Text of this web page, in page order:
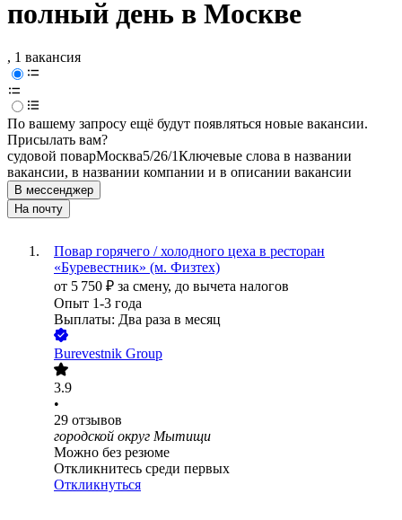
полный день в Москве
, 1 вакансия
По вашему запросу ещё будут появляться новые вакансии.
Присылать вам?
судовой поварМосква5/26/1Ключевые слова в названии
вакансии, в названии компании и в описании вакансии
В мессенджер
На почту
Повар горячего / холодного цеха в ресторан
«Буревестник» (м. Физтех)
от 5 750 ₽ за смену, до вычета налогов
Опыт 1-3 года
Выплаты: Два раза в месяц
Burevestnik Group
3.9
•
29 отзывов
городской округ Мытищи
Можно без резюме
Откликнитесь среди первых
Откликнуться